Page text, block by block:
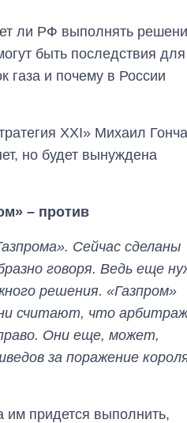
ли РФ выполнять
быть последствия для
газа и почему в России
XXI» Михаил
но будет вынуждена
– против
Сейчас сделаны
говоря. Ведь еще
решения. «Газпром»
считают, что арбитраж
Они еще, может,
за поражение
им придется выполнить,